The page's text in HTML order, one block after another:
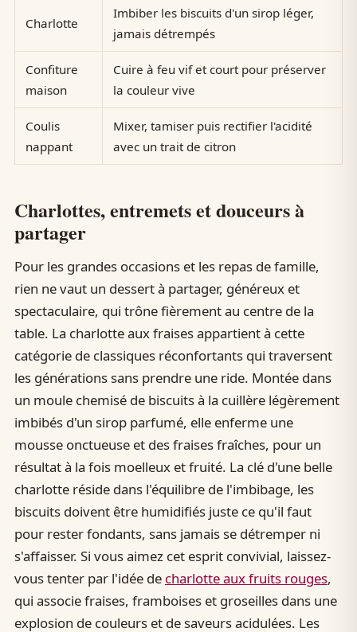
Charlotte
Imbiber les biscuits d'un sirop léger,
jamais détrempés
Confiture
maison
Cuire à feu vif et court pour préserver
la couleur vive
Coulis
nappant
Mixer, tamiser puis rectifier l'acidité
avec un trait de citron
Charlottes, entremets et douceurs à
partager
Pour les grandes occasions et les repas de famille,
rien ne vaut un dessert à partager, généreux et
spectaculaire, qui trône fièrement au centre de la
table. La charlotte aux fraises appartient à cette
catégorie de classiques réconfortants qui traversent
les générations sans prendre une ride. Montée dans
un moule chemisé de biscuits à la cuillère légèrement
imbibés d'un sirop parfumé, elle enferme une
mousse onctueuse et des fraises fraîches, pour un
résultat à la fois moelleux et fruité. La clé d'une belle
charlotte réside dans l'équilibre de l'imbibage, les
biscuits doivent être humidifiés juste ce qu'il faut
pour rester fondants, sans jamais se détremper ni
s'affaisser. Si vous aimez cet esprit convivial, laissez-
vous tenter par l'idée de charlotte aux fruits rouges,
qui associe fraises, framboises et groseilles dans une
explosion de couleurs et de saveurs acidulées. Les